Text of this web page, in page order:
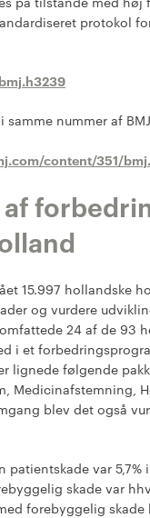
protokol
nummer af
content/351/
af
15.997 hollandske
og vurdere
24 af de 93
i et
lignede følgende
Medicinafstemning,
blev det også
var 5,7%
skade var
forebyggelig skade